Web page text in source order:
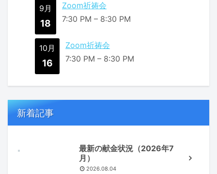
9月
18
Zoom祈祷会
7:30 PM – 8:30 PM
10月
16
Zoom祈祷会
7:30 PM – 8:30 PM
新着記事
最新の献金状況（2026年7
月）
2026.08.04